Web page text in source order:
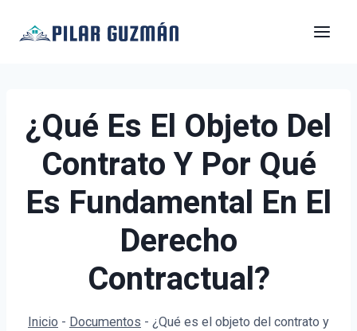
¿Qué Es El Objeto Del
Contrato Y Por Qué
Es Fundamental En El
Derecho
Contractual?
Inicio - Documentos - ¿Qué es el objeto del contrato y